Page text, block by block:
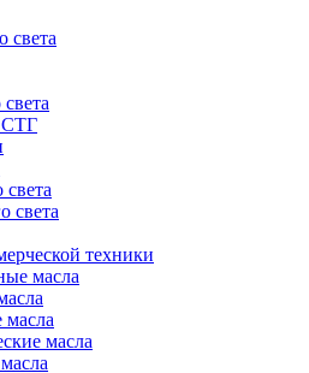
света
СТГ
света
света
техники
масла
масла
масла